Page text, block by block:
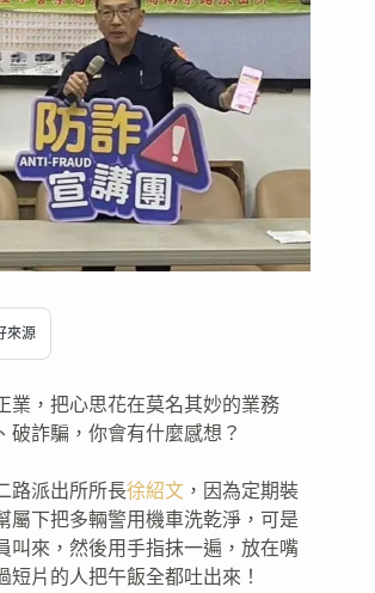
來源
業，把心思花在莫名其妙的業務
破詐騙，你會有什麼感想？
路派出所所長徐紹文 ，因為定期裝
屬下把多輛警用機車洗乾淨，可是
叫來，然後用手指抹一遍，放在嘴
短片的人把午飯全都吐出來！